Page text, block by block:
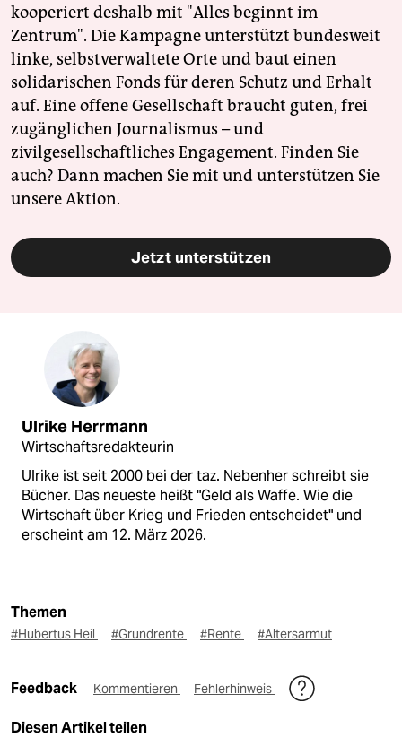
kooperiert deshalb mit "Alles beginnt im
Zentrum". Die Kampagne unterstützt bundesweit
linke, selbstverwaltete Orte und baut einen
solidarischen Fonds für deren Schutz und Erhalt
auf. Eine offene Gesellschaft braucht guten, frei
zugänglichen Journalismus – und
zivilgesellschaftliches Engagement. Finden Sie
auch? Dann machen Sie mit und unterstützen Sie
unsere Aktion.
Jetzt unterstützen
Ulrike Herrmann
Wirtschaftsredakteurin
Ulrike ist seit 2000 bei der taz. Nebenher schreibt sie
Bücher. Das neueste heißt "Geld als Waffe. Wie die
Wirtschaft über Krieg und Frieden entscheidet" und
erscheint am 12. März 2026.
Themen
#Hubertus Heil #Grundrente #Rente #Altersarmut
Feedback Kommentieren Fehlerhinweis
Diesen Artikel teilen